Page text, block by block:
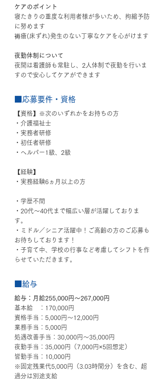
ケアのポイント
寝たきりの重度な利用者様が多いため、拘縮予防
に努めます
褥瘡(床ずれ)発生のない丁寧なケアを心がけます
夜勤体制について
夜間は看護師も常駐し、2人体制で夜勤を行いま
すので安心してケアができます
■応募要件・資格
【資格】※次のいずれかをお持ちの方
・介護福祉士
・実務者研修
・初任者研修
・ヘルパー1級、2級
【経験】
・実務経験6ヵ月以上の方
・学歴不問
・20代〜40代まで幅広い層が活躍しておりま
す。
・ミドル／シニア活躍中！ご高齢の方のご応募も
お待ちしております！
・子育て中、学校の行事など考慮してシフトを作
らせていただきます。
■給与
給与：月給255,000円～267,000円
基本給　：170,000円
資格手当：5,000円～12,000円
業務手当：5,000円
処遇改善手当：30,000円～35,000円
夜勤手当：35,000円（7,000円×5回想定）
皆勤手当：10,000円
※固定残業代5,000円（3.03時間分）を含む、超
過分は別途支給